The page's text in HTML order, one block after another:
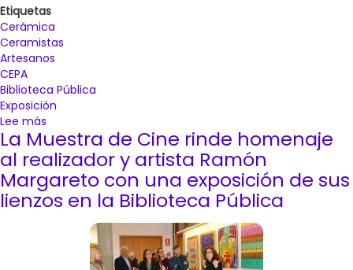
Etiquetas
Cerámica
Ceramistas
Artesanos
CEPA
Biblioteca Pública
Exposición
Lee más
La
Biblioteca
Pública
acoge
la
Asociación
La Muestra de Cine rinde homenaje
al realizador y artista Ramón
Margareto con una exposición de sus
lienzos en la Biblioteca Pública